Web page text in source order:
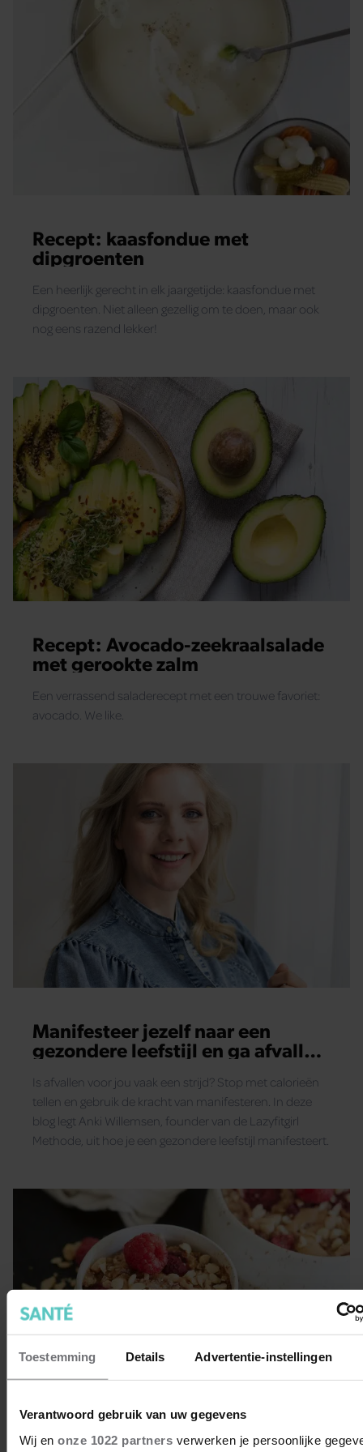
Toestemming Details Advertentie-instellingen
Verantwoord gebruik van uw gegevens
Wij en onze 1022 partnersverwerken je persoonlijke
Recept: kaasfondue met
dipgroenten
Een heerlijk gerecht in elk jaargetijde: kaasfondue met
dipgroenten. Niet alleen gezellig om te doen, maar ook
nog eens razend lekker!
Recept: Avocado-zeekraalsalade
met gerookte zalm
Een verrassend saladerecept met een trouwe favoriet:
avocado. We like.
Manifesteer jezelf naar een
gezondere leefstijl en ga afvallen
Is afvallen voor jou vaak een strijd? Stop met calorieën
tellen en gebruik de kracht van manifesteren. In deze
blog legt Anki Willemsen, founder van de Lazyfitgirl
Methode, uit hoe je een gezondere leefstijl manifesteert.